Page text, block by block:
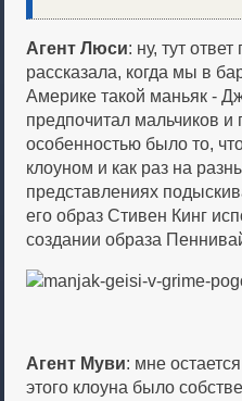
Агент Люси: ну, тут
рассказала, когда мы в
Америке такой маньяк -
предпочитал мальчиков и
особенностью было то,
клоуном и как раз на
представлениях
его образ Стивен Кинг
создании образа
Агент Муви: мне
этого клоуна было